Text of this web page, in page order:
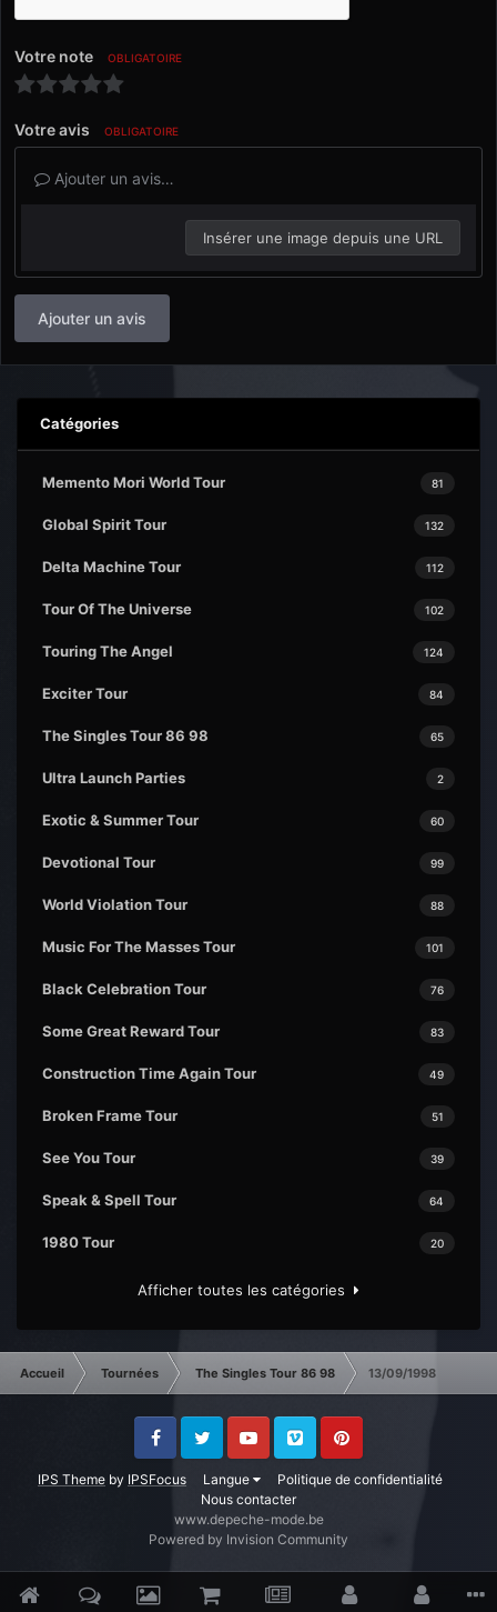
Votre note OBLIGATOIRE
Votre avis OBLIGATOIRE
Ajouter un avis…
Insérer une image depuis une URL
Ajouter un avis
Catégories
81
Memento Mori World Tour
132
Global Spirit Tour
112
Delta Machine Tour
102
Tour Of The Universe
124
Touring The Angel
84
Exciter Tour
65
The Singles Tour 86 98
2
Ultra Launch Parties
60
Exotic & Summer Tour
99
Devotional Tour
88
World Violation Tour
101
Music For The Masses Tour
76
Black Celebration Tour
83
Some Great Reward Tour
49
Construction Time Again Tour
51
Broken Frame Tour
39
See You Tour
64
Speak & Spell Tour
20
1980 Tour
Afficher toutes les catégories
Accueil Tournées The Singles Tour 86 98 13/09/1998
IPS Theme by IPSFocus Langue
Politique de confidentialité
Nous contacter
FacebookTwitter Youtube Vimeo Pinterest
www.depeche-mode.be
Powered by Invision Community